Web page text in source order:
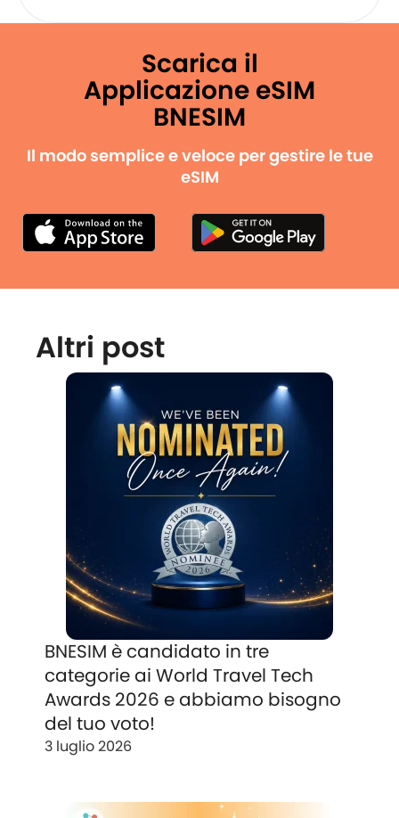
Scarica il
Applicazione eSIM
BNESIM
Il modo semplice e veloce per gestire le tue
eSIM
Altri post
BNESIM è candidato in tre
categorie ai World Travel Tech
Awards 2026 e abbiamo bisogno
del tuo voto!
3 luglio 2026